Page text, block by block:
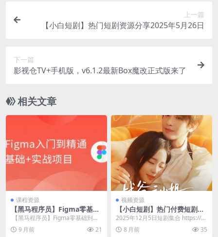
上一篇
【小白短剧】热门短剧资源分享2025年5月26日
下一篇
影视仓TV+手机版，v6.1.2最新Box魔改正式版来了
相关文章
课程资源
【黑马程序员】Figma零基础
到精通+APP项目实战教程 –
带源码课件
​ 【黑马程序员】Figma零基础到精
通＋APP项目实战教程-带源码课件/
│&...9 月前 21
视频资源
【小白短剧】热门付费短剧资
源分享2025年12月5日 46部
2025年12月5日短剧集合 https://p
an.quark.cn/s/b0...
8 月前 35